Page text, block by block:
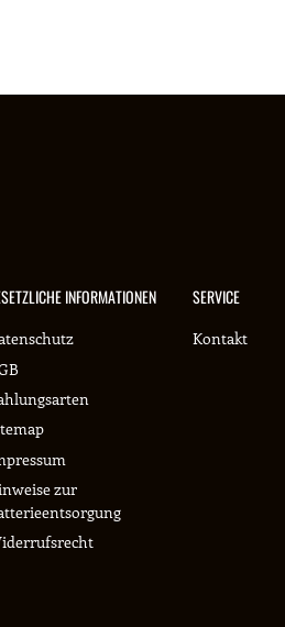
INFORMATIONEN
zur
SERVICE
Kontakt